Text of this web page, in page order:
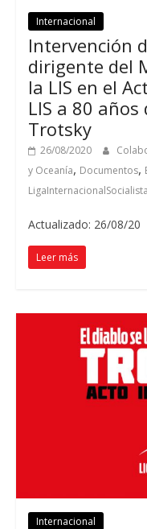
Internacional
Intervención
dirigente del
la LIS en el
LIS a 80
Trotsky
26/08/2020
y Oceanía, Documentos,
LigaInternacionalSocialista
Actualizado: 26/08/20
Leer más
Internacional